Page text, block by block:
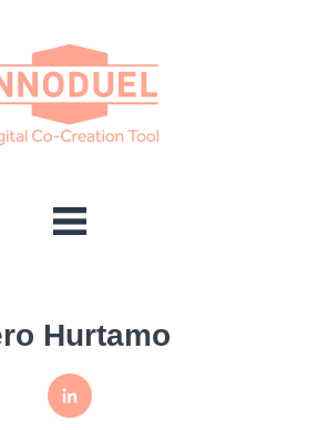
Hurtamo